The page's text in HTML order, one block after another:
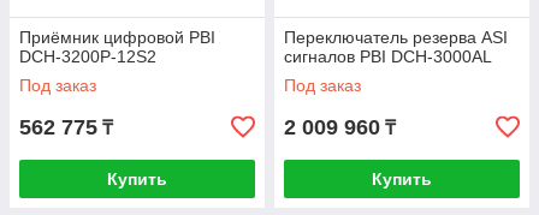
Приёмник цифровой PBI
DCH-3200P-12S2
Под заказ
562 775 ₸
Купить
Переключатель резерва ASI
сигналов PBI DCH-3000AL
Под заказ
2 009 960 ₸
Купить